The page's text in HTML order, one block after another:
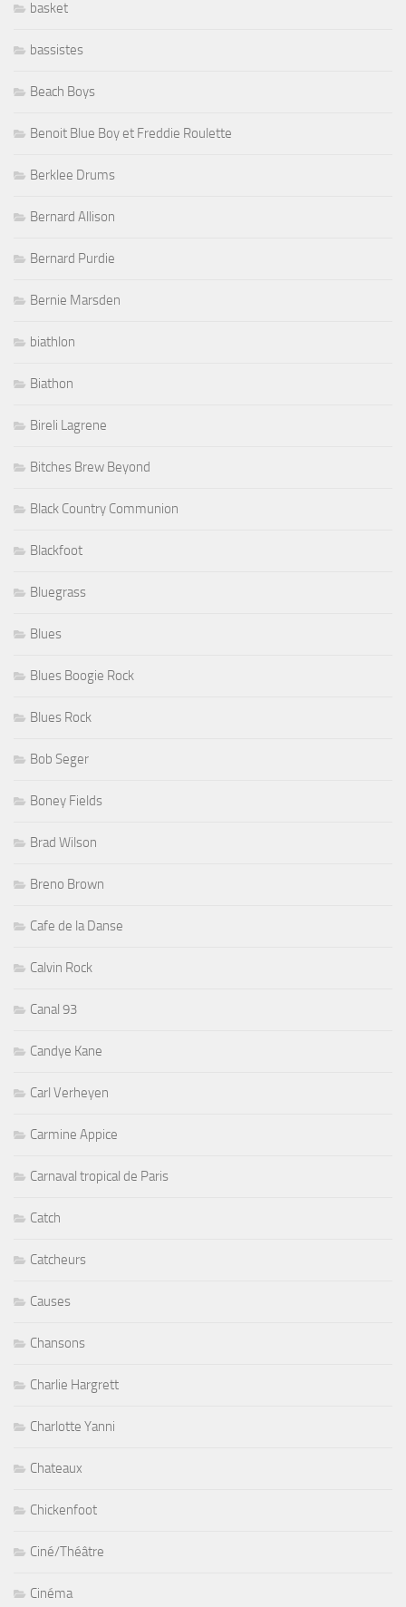
basket
bassistes
Beach Boys
Benoit Blue Boy et Freddie Roulette
Berklee Drums
Bernard Allison
Bernard Purdie
Bernie Marsden
biathlon
Biathon
Bireli Lagrene
Bitches Brew Beyond
Black Country Communion
Blackfoot
Bluegrass
Blues
Blues Boogie Rock
Blues Rock
Bob Seger
Boney Fields
Brad Wilson
Breno Brown
Cafe de la Danse
Calvin Rock
Canal 93
Candye Kane
Carl Verheyen
Carmine Appice
Carnaval tropical de Paris
Catch
Catcheurs
Causes
Chansons
Charlie Hargrett
Charlotte Yanni
Chateaux
Chickenfoot
Ciné/Théâtre
Cinéma